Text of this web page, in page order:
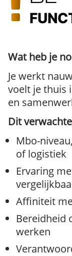
Wat heb je
Je werkt
voelt je thuis
en
Dit
Mbo-
of logistiek
Ervaring
Affiniteit
Bereidheid
werken